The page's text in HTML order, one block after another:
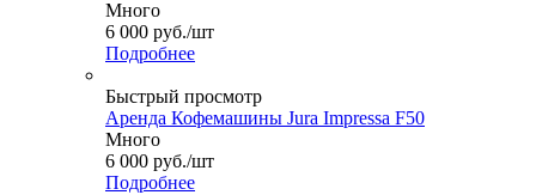
Много
6 000 руб./шт
Подробнее
Быстрый просмотр
Аренда Кофемашины Jura Impressa F50
Много
6 000 руб./шт
Подробнее